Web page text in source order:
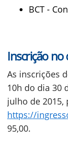
BCT -
Inscrição
As inscrições
10h do dia 30
julho de 2015,
https://
95,00.